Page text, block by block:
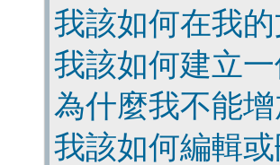
我該如何在我
我該如何建立一
為什麼我不能
我該如何編輯